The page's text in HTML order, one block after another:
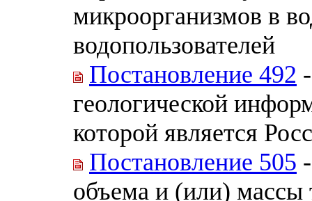
микроорганизмов в
водопользователей
Постановление 492
геологической
которой является
Постановление 505
объема и (или) массы